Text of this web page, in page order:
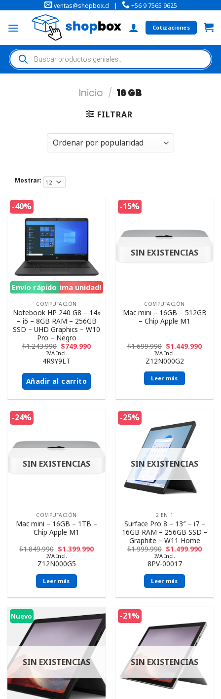
ventas@shopbox.cl | +56 9 7565 9625
Cotizaciones
Inicio / 16 GB
FILTRAR
Mostrar:
-40%
¡Ultima unidad!
Envío rápido
COMPUTACIÓN
Notebook HP 240 G8 – 14»
– i5 – 8GB RAM – 256GB
SSD – UHD Graphics – W10
Pro – Negro
$1.243.990 $749.990
IVA Incl.
4R9Y9LT
Añadir al carrito
-15%
SIN EXISTENCIAS
COMPUTACIÓN
Mac mini – 16GB – 512GB
– Chip Apple M1
$1.699.990 $1.449.990
IVA Incl.
Z12N000G2
Leer más
-24%
SIN EXISTENCIAS
COMPUTACIÓN
Mac mini – 16GB – 1TB –
Chip Apple M1
$1.849.990 $1.399.990
IVA Incl.
Z12N000G5
Leer más
-25%
SIN EXISTENCIAS
2 EN 1
Surface Pro 8 – 13″ – i7 –
16GB RAM – 256GB SSD –
Graphite – W11 Home
$1.999.990 $1.499.990
IVA Incl.
8PV-00017
Leer más
Nuevo
SIN EXISTENCIAS
-21%
SIN EXISTENCIAS